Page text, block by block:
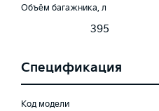
Объём багажника, л
395
Спецификация
Код модели